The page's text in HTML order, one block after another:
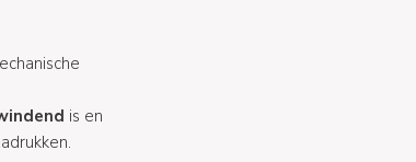
is en